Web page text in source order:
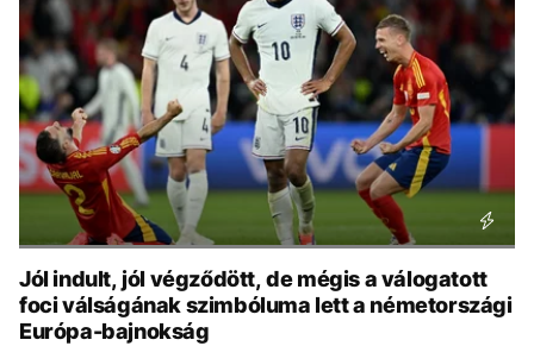
KÖZÉLET UTAZÁS
ÉLETMÓD DESIGN
BESZÉLGETÉSEK ARCOK
VIDEÓ TÖRTÉNETEK
GASZTRO
Jól indult, jól végződött, de mégis a válogatott
foci válságának szimbóluma lett a németországi
Európa-bajnokság